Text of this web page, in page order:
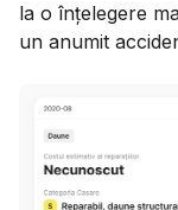
la o înțelegere
un anumit